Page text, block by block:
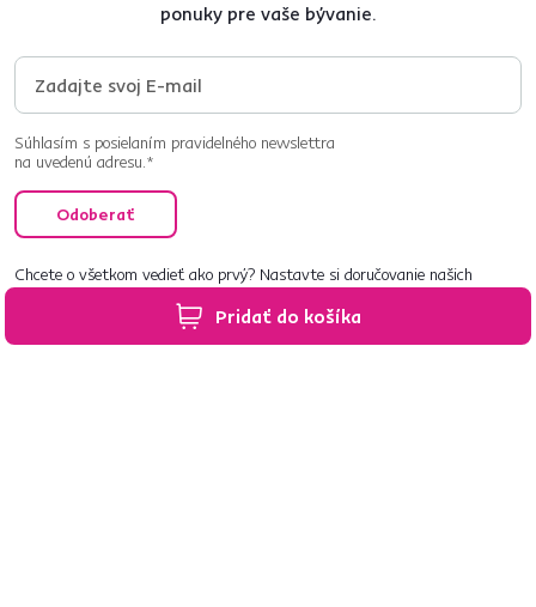
Pridať do košíka
ponuky pre vaše bývanie.
Súhlasím s posielaním pravidelného newslettra
na uvedenú adresu.*
Odoberať
Chcete o všetkom vedieť ako prvý? Nastavte si doručovanie našich
e‑mailov tak, aby vám nič neušlo.